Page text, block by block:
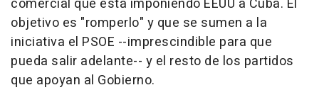
comercial que está imponiendo EEUU a Cuba. El
objetivo es "romperlo" y que se sumen a la
iniciativa el PSOE --imprescindible para que
pueda salir adelante-- y el resto de los partidos
que apoyan al Gobierno.